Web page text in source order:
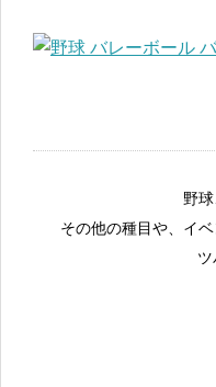
野
その他の種目や、イ